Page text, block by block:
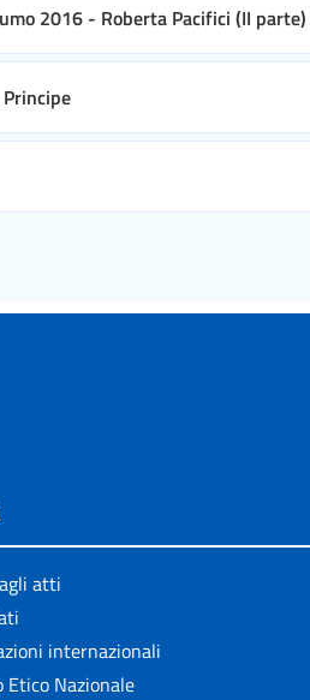
2016 - Roberta Pacifici (II parte)
atti
internazionali
Etico Nazionale